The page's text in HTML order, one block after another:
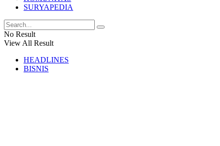
SURYAPEDIA
No Result
View All Result
HEADLINES
BISNIS